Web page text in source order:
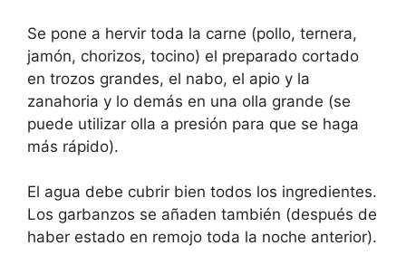
Se pone a hervir toda la carne (pollo, ternera,
jamón, chorizos, tocino) el preparado cortado
en trozos grandes, el nabo, el apio y la
zanahoria y lo demás en una olla grande (se
puede utilizar olla a presión para que se haga
más rápido).
El agua debe cubrir bien todos los ingredientes.
Los garbanzos se añaden también (después de
haber estado en remojo toda la noche anterior).